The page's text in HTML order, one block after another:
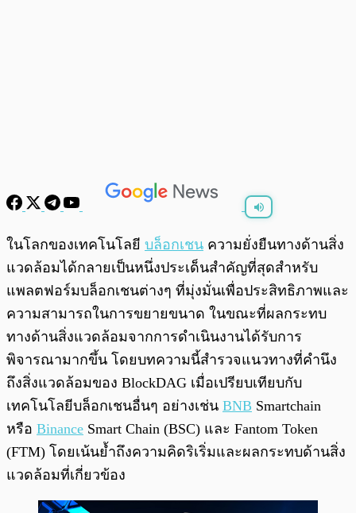
0:00
ในโลกของเทคโนโลยี บล็อกเชน ความยั่งยืนทางด้านสิ่ง
แวดล้อมได้กลายเป็นหนึ่งประเด็นสำคัญที่สุดสำหรับ
แพลตฟอร์มบล็อกเชนต่างๆ ที่มุ่งมั่นเพื่อประสิทธิภาพและ
ความสามารถในการขยายขนาด ในขณะที่ผลกระทบ
ทางด้านสิ่งแวดล้อมจากการดำเนินงานได้รับการ
พิจารณามากขึ้น โดยบทความนี้สำรวจแนวทางที่คำนึง
ถึงสิ่งแวดล้อมของ BlockDAG เมื่อเปรียบเทียบกับ
เทคโนโลยีบล็อกเชนอื่นๆ อย่างเช่น BNB Smartchain
หรือ Binance Smart Chain (BSC) และ Fantom Token
(FTM) โดยเน้นย้ำถึงความคิดริเริ่มและผลกระทบด้านสิ่ง
แวดล้อมที่เกี่ยวข้อง